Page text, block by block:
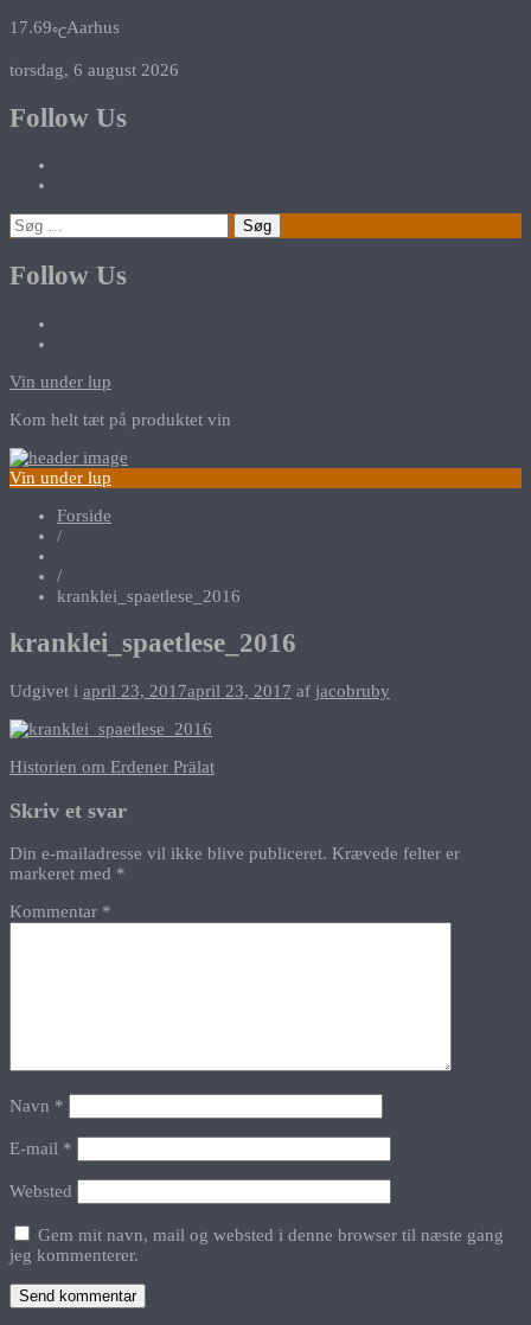
17.69℃Aarhus
torsdag, 6 august 2026
Follow Us
Søg
efter:
Follow Us
Vin under lup
Kom helt tæt på produktet vin
Vin under lup
Forside
/
/
kranklei_spaetlese_2016
kranklei_spaetlese_2016
Udgivet i april 23, 2017april 23, 2017 af jacobruby
Indlægsnavigation
Historien om Erdener Prälat
Skriv et svar
Din e-mailadresse vil ikke blive publiceret. Krævede felter er
markeret med *
Kommentar *
Navn *
E-mail *
Websted
Gem mit navn, mail og websted i denne browser til næste gang
jeg kommenterer.